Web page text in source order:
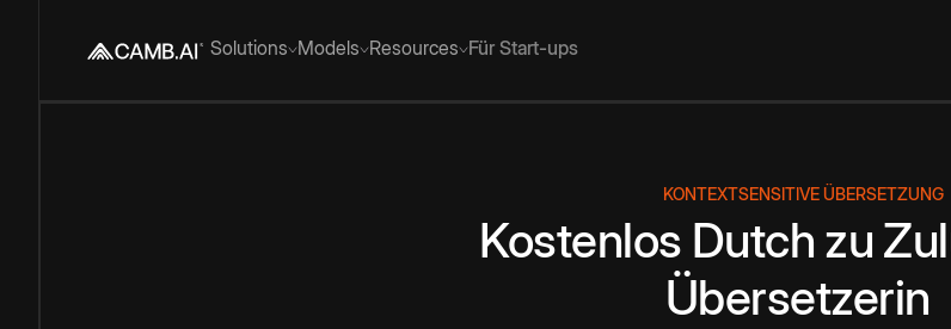
Solutions Models Resources Für Start-ups
KONTEXTSENSITIVE ÜBERSETZUNG
Kostenlos Dutch zu
Übersetzerin